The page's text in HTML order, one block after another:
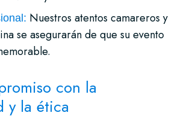
Nuestros atentos camareros y
se asegurarán de que su evento
con la
y la ética